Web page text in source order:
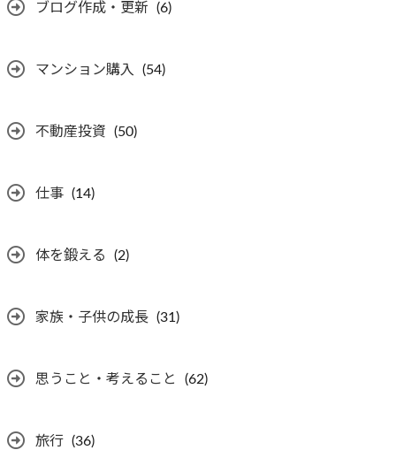
ブログ作成・更新 (6)
マンション購入 (54)
不動産投資 (50)
仕事 (14)
体を鍛える (2)
家族・子供の成長 (31)
思うこと・考えること (62)
旅行 (36)